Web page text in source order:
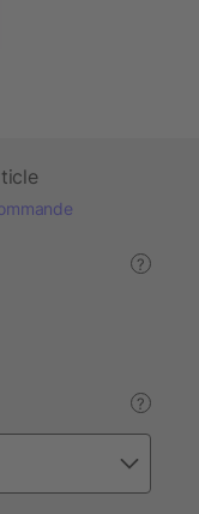
?
?